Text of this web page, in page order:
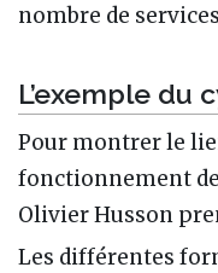
nombre de
L’exemple du
Pour montrer le
fonctionnement
Olivier Husson
Les différentes